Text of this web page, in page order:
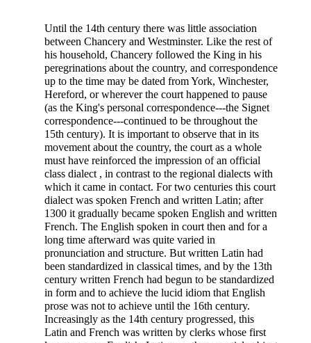
Until the 14th century there was little association
between Chancery and Westminster. Like the rest of
his household, Chancery followed the King in his
peregrinations about the country, and correspondence
up to the time may be dated from York, Winchester,
Hereford, or wherever the court happened to pause
(as the King's personal correspondence---the Signet
correspondence---continued to be throughout the
15th century). It is important to observe that in its
movement about the country, the court as a whole
must have reinforced the impression of an official
class dialect , in contrast to the regional dialects with
which it came in contact. For two centuries this court
dialect was spoken French and written Latin; after
1300 it gradually became spoken English and written
French. The English spoken in court then and for a
long time afterward was quite varied in
pronunciation and structure. But written Latin had
been standardized in classical times, and by the 13th
century written French had begun to be standardized
in form and to achieve the lucid idiom that English
prose was not to achieve until the 16th century.
Increasingly as the 14th century progressed, this
Latin and French was written by clerks whose first